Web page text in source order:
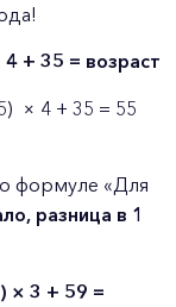
4 + 35 = возраст
× 4 + 35 = 55
формуле «Для
разница в 1
× 3 + 59 =